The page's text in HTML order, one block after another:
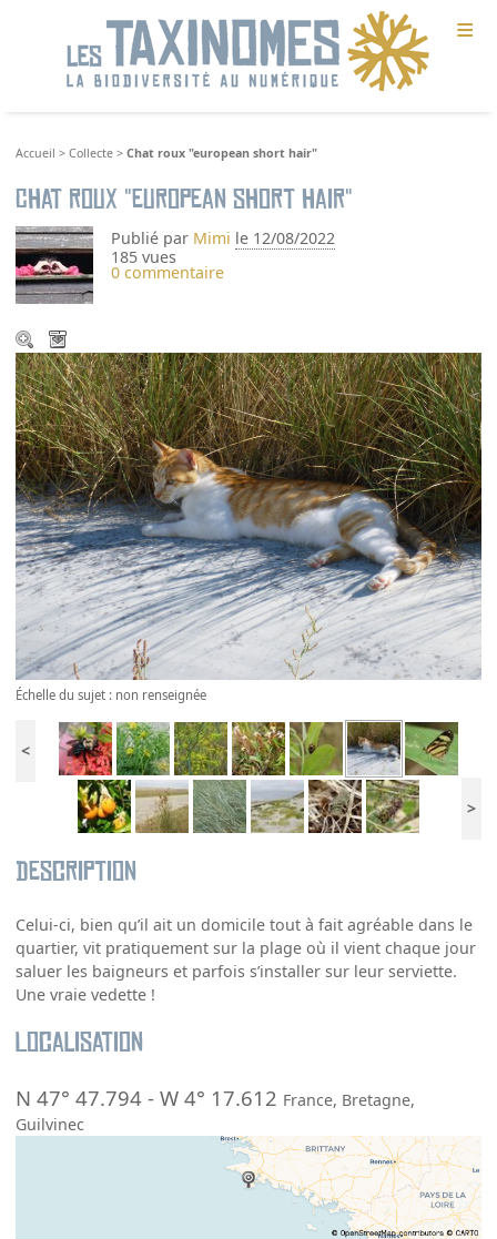
≡
Accueil >Collecte >Chat roux "european short hair"
Chat roux "european short hair"
Publié par Mimi le 12/08/2022
185 vues
0 commentaire
Échelle du sujet : non renseignée
<
>
Description
Celui-ci, bien qu’il ait un domicile tout à fait agréable dans le
quartier, vit pratiquement sur la plage où il vient chaque jour
saluer les baigneurs et parfois s’installer sur leur serviette.
Une vraie vedette !
Localisation
N 47° 47.794 -W 4° 17.612 France, Bretagne,
Guilvinec